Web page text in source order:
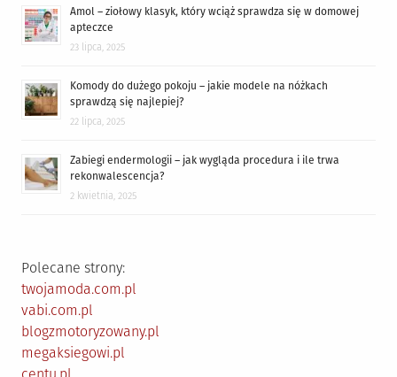
Amol – ziołowy klasyk, który wciąż sprawdza się w domowej
apteczce
23 lipca, 2025
Komody do dużego pokoju – jakie modele na nóżkach
sprawdzą się najlepiej?
22 lipca, 2025
Zabiegi endermologii – jak wygląda procedura i ile trwa
rekonwalescencja?
2 kwietnia, 2025
Polecane strony:
twojamoda.com.pl
vabi.com.pl
blogzmotoryzowany.pl
megaksiegowi.pl